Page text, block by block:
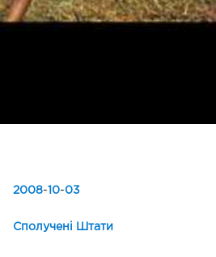
2008-10-03
Сполучені Штати